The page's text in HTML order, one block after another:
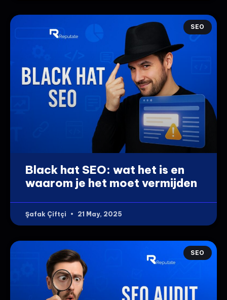
SEO
Black hat SEO: wat het is en
waarom je het moet vermijden
Şafak Çiftçi 21 May, 2025
SEO